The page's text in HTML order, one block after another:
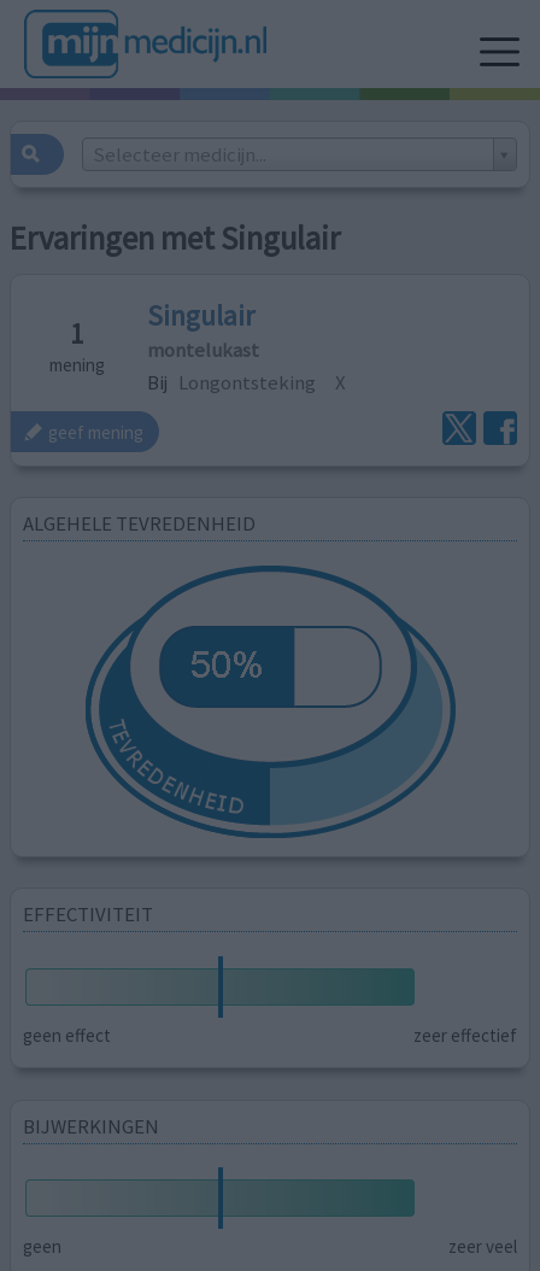
Selecteer medicijn...
Ervaringen met Singulair
1
mening
Singulair
montelukast
Bij Longontsteking X
geef mening
ALGEHELE TEVREDENHEID
EFFECTIVITEIT
geen effect zeer effectief
BIJWERKINGEN
geen zeer veel